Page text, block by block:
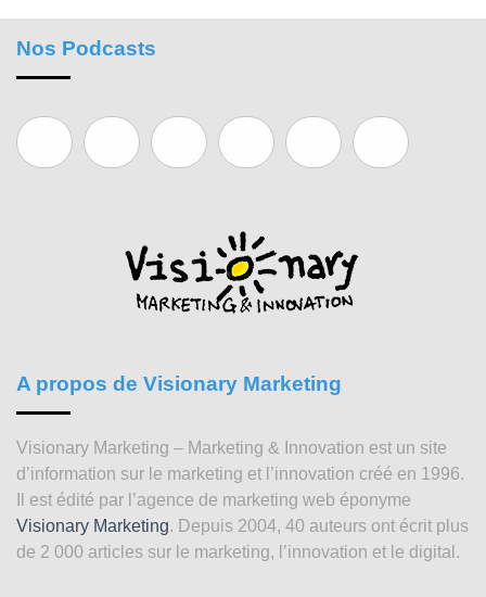
Nos Podcasts
A propos de Visionary Marketing
Visionary Marketing – Marketing & Innovation est un site
d’information sur le marketing et l’innovation créé en 1996.
Il est édité par l’agence de marketing web éponyme
Visionary Marketing. Depuis 2004, 40 auteurs ont écrit plus
de 2 000 articles sur le marketing, l’innovation et le digital.